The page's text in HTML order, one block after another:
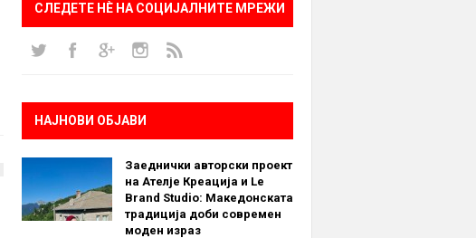
СЛЕДЕТЕ НÈ НА СОЦИЈАЛНИТЕ МРЕЖИ
НАЈНОВИ ОБЈАВИ
Заеднички авторски проект
на Ателје Креација и Le
Brand Studio: Македонската
традиција доби современ
моден израз